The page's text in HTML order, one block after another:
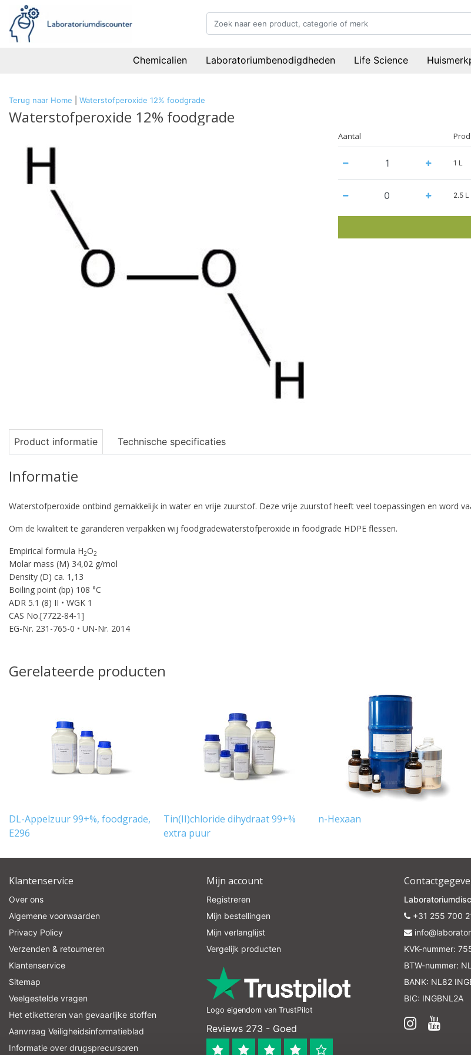
Chemicalien Laboratoriumbenodigdheden Life Science
Terug naar Home Waterstofperoxide 12% foodgrade
Waterstofperoxide 12% foodgrade
Aantal
1 L
2.5 L
Product informatie Technische specificaties
Informatie
Waterstofperoxide ontbind gemakkelijk in water en vrije zuurstof. Deze vrije zuurstof heeft veel toepassingen en word
Om de kwaliteit te garanderen verpakken wij foodgradewaterstofperoxide in foodgrade HDPE flessen.
Empirical formula H2O2
Molar mass (M) 34,02 g/mol
Density (D) ca. 1,13
Boiling point (bp) 108 °C
ADR 5.1 (8) II • WGK 1
CAS No.[7722-84-1]
EG-Nr. 231-765-0 • UN-Nr. 2014
Gerelateerde producten
DL-Appelzuur 99+%, foodgrade,
E296
Tin(II)chloride dihydraat 99+%
extra puur
n-Hexaan
Klantenservice
Over ons
Algemene voorwaarden
Privacy Policy
Verzenden & retourneren
Klantenservice
Sitemap
Veelgestelde vragen
Het etiketteren van gevaarlijke stoffen
Aanvraag Veiligheidsinformatieblad
Informatie over drugsprecursoren
Mijn account
Registreren
Mijn bestellingen
Mijn verlanglijst
Vergelijk producten
Logo eigendom van TrustPilot
Reviews 273 - Goed
+31 255 700
KVK-nummer:
BTW-nummer:
BANK: NL82
BIC: INGBNL2A
10% discount on your next